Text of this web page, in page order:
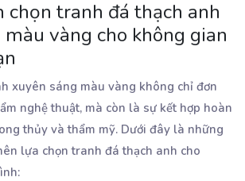
chọn tranh đá thạch anh
vàng cho không gian
xuyên sáng màu vàng không chỉ đơn
nghệ thuật, mà còn là sự kết hợp hoàn
thủy và thẩm mỹ. Dưới đây là những
lựa chọn tranh đá thạch anh cho